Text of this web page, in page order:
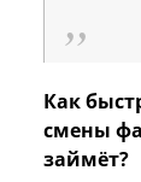
Как
смены
займёт?